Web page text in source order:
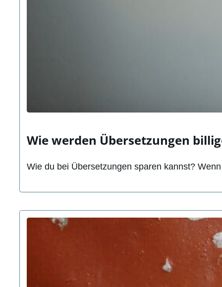
Wie werden Übersetzungen
Wie du bei Übersetzungen sparen kannst?